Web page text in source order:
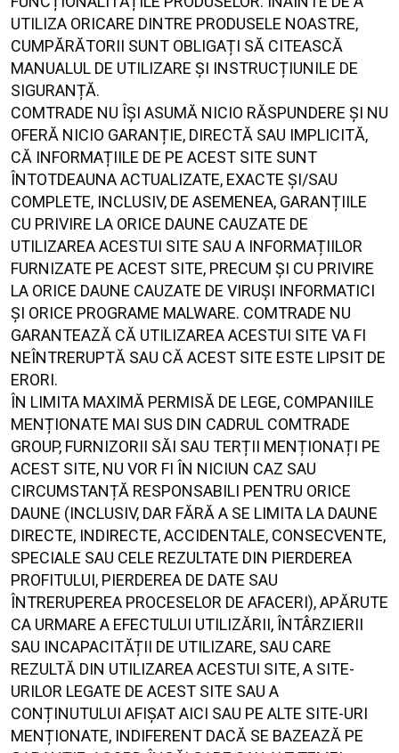
UTILIZA ORICARE DINTRE PRODUSELE NOASTRE,
CUMPĂRĂTORII SUNT OBLIGAȚI SĂ CITEASCĂ
MANUALUL DE UTILIZARE ȘI INSTRUCȚIUNILE DE
SIGURANȚĂ.
COMTRADE NU ÎȘI ASUMĂ NICIO RĂSPUNDERE ȘI NU
OFERĂ NICIO GARANȚIE, DIRECTĂ SAU IMPLICITĂ,
CĂ INFORMAȚIILE DE PE ACEST SITE SUNT
ÎNTOTDEAUNA ACTUALIZATE, EXACTE ȘI/SAU
COMPLETE, INCLUSIV, DE ASEMENEA, GARANȚIILE
CU PRIVIRE LA ORICE DAUNE CAUZATE DE
UTILIZAREA ACESTUI SITE SAU A INFORMAȚIILOR
FURNIZATE PE ACEST SITE, PRECUM ȘI CU PRIVIRE
LA ORICE DAUNE CAUZATE DE VIRUȘI INFORMATICI
ȘI ORICE PROGRAME MALWARE. COMTRADE NU
GARANTEAZĂ CĂ UTILIZAREA ACESTUI SITE VA FI
NEÎNTRERUPTĂ SAU CĂ ACEST SITE ESTE LIPSIT DE
ERORI.
ÎN LIMITA MAXIMĂ PERMISĂ DE LEGE, COMPANIILE
MENȚIONATE MAI SUS DIN CADRUL COMTRADE
GROUP, FURNIZORII SĂI SAU TERȚII MENȚIONAȚI PE
ACEST SITE, NU VOR FI ÎN NICIUN CAZ SAU
CIRCUMSTANȚĂ RESPONSABILI PENTRU ORICE
DAUNE (INCLUSIV, DAR FĂRĂ A SE LIMITA LA DAUNE
DIRECTE, INDIRECTE, ACCIDENTALE, CONSECVENTE,
SPECIALE SAU CELE REZULTATE DIN PIERDEREA
PROFITULUI, PIERDEREA DE DATE SAU
ÎNTRERUPEREA PROCESELOR DE AFACERI), APĂRUTE
CA URMARE A EFECTULUI UTILIZĂRII, ÎNTÂRZIERII
SAU INCAPACITĂȚII DE UTILIZARE, SAU CARE
REZULTĂ DIN UTILIZAREA ACESTUI SITE, A SITE-
URILOR LEGATE DE ACEST SITE SAU A
CONȚINUTULUI AFIȘAT AICI SAU PE ALTE SITE-URI
MENȚIONATE, INDIFERENT DACĂ SE BAZEAZĂ PE